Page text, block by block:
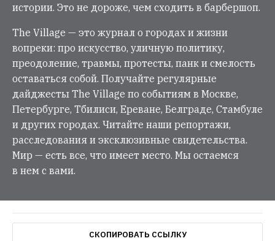
истории. Это не дороже, чем сходить в барбершоп.
The Village — это журнал о городах и жизни
вопреки: про искусство, уличную политику,
преодоление, травмы, протесты, панк и смелость
оставаться собой. Получайте регулярные
дайджесты The Village по событиям в Москве,
Петербурге, Тбилиси, Ереване, Белграде, Стамбуле
и других городах. Читайте наши репортажи,
расследования и эксклюзивные свидетельства.
Мир — есть все, что имеет место. Мы остаемся
в нем с вами.
СКОПИРОВАТЬ ССЫЛКУ